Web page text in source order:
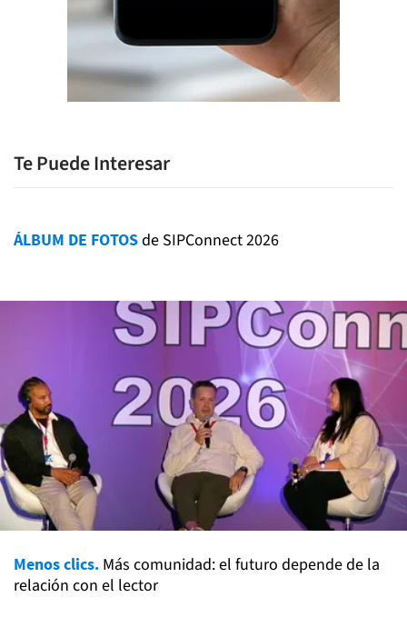
Te Puede Interesar
ÁLBUM DE FOTOSde SIPConnect 2026
Menos clics. Más comunidad: el futuro depende de la
relación con el lector